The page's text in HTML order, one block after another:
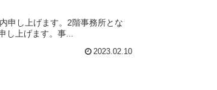
申し上げます。2階事務所とな
上げます。事...
2023.02.10